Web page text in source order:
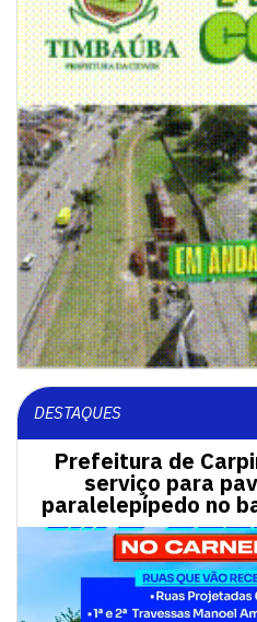
DESTAQUES
Prefeitura de
serviço para
paralelepípedo no